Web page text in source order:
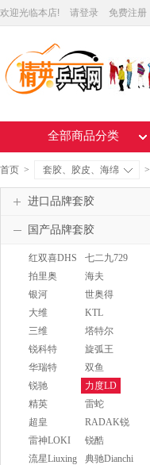
欢迎光临本店! 请登录 免费注册
全部商品分类
首页 > 套胶、胶皮、海绵 >
进口品牌套胶
国产品牌套胶
红双喜DHS
七二九729
拍里奥
PALIO
海夫
HAIFU
银河
YINHE
世奥得
SWORD
大维
DAWEI
KTL
三维
SANWEI
塔特尔
TUTTLE
锐科特
REACTOR
旋弧王
华瑞特
HUARUITE
双鱼
DoubleFish
锐驰
REACH
力度LD
精英
雷蛇
RAZER
超皇
Superkaiser
RADAK锐
酷
雷神LOKI
锐酷
RADAK
流星Liuxing 典驰Dianchi